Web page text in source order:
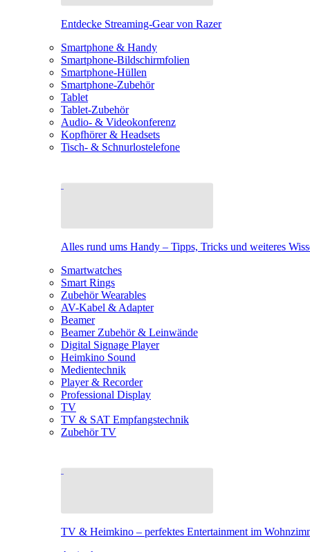
Entdecke Streaming-Gear von Razer
Smartphone & Handy
Smartphone-Bildschirmfolien
Smartphone-Hüllen
Smartphone-Zubehör
Tablet
Tablet-Zubehör
Audio- & Videokonferenz
Kopfhörer & Headsets
Tisch- & Schnurlostelefone
Alles rund ums Handy – Tipps, Tricks und weiteres
Smartwatches
Smart Rings
Zubehör Wearables
AV-Kabel & Adapter
Beamer
Beamer Zubehör & Leinwände
Digital Signage Player
Heimkino Sound
Medientechnik
Player & Recorder
Professional Display
TV
TV & SAT Empfangstechnik
Zubehör TV
TV & Heimkino – perfektes Entertainment im